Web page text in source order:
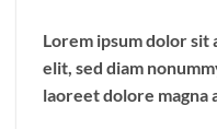
Lorem ipsum dolor
elit, sed diam
laoreet dolore magna